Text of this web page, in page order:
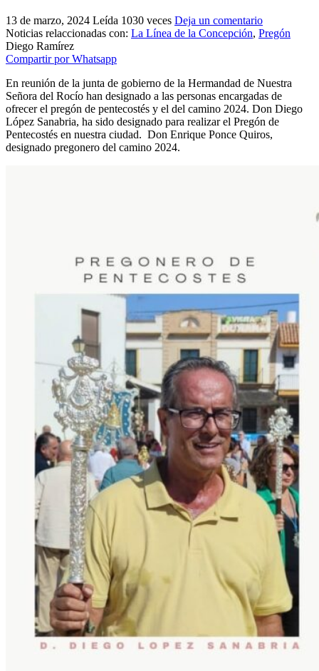
13 de marzo, 2024 Leída 1030 veces Deja un comentario
Noticias relaccionadas con: La Línea de la Concepción, Pregón
Diego Ramírez
Compartir por Whatsapp
En reunión de la junta de gobierno de la Hermandad de Nuestra
Señora del Rocío han designado a las personas encargadas de
ofrecer el pregón de pentecostés y el del camino 2024. Don Diego
López Sanabria, ha sido designado para realizar el Pregón de
Pentecostés en nuestra ciudad. Don Enrique Ponce Quiros,
designado pregonero del camino 2024.